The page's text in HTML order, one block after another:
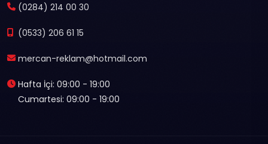
(0284) 214 00 30
(0533) 206 61 15
mercan-reklam@hotmail.com
Hafta İçi: 09:00 - 19:00
Cumartesi: 09:00 - 19:00